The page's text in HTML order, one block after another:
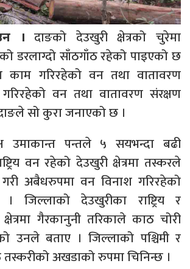
। दाङको देउखुरी क्षेत्रको चुरेमा
डरलाग्दो साँठगाँठ रहेको पाइएको छ
काम गरिरहेको वन तथा वातावरण
वन तथा वातावरण संरक्षण
सो कुरा जनाएको छ ।
उमाकान्त पन्तले ५ सयभन्दा बढी
वन रहेको देउखुरी क्षेत्रमा तस्करले
गरी अबैधरुपमा वन विनाश गरिरहेको
जिल्लाको देउखुरीका राष्ट्रिय र
गैरकानुनी तरिकाले काठ चोरी
उनले बताए । जिल्लाको पश्चिमी र
तस्करीको अखडाको रुपमा चिनिन्छ ।